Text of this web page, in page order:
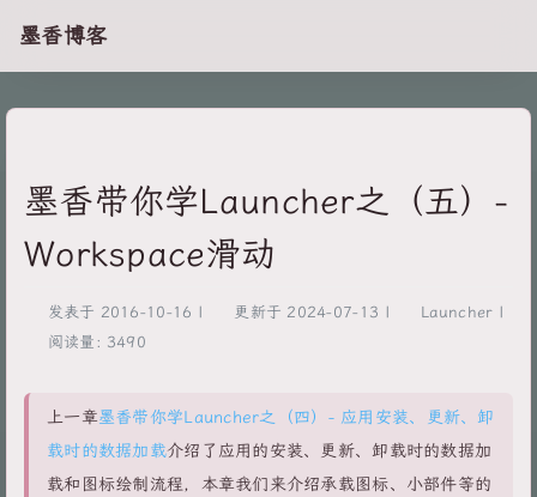
墨香博客
墨香带你学Launcher之（五）-
Workspace滑动
发表于 2016-10-16 | 更新于 2024-07-13 | Launcher |
阅读量: 3490
上一章墨香带你学Launcher之（四）- 应用安装、更新、卸
载时的数据加载介绍了应用的安装、更新、卸载时的数据加
载和图标绘制流程，本章我们来介绍承载图标、小部件等的